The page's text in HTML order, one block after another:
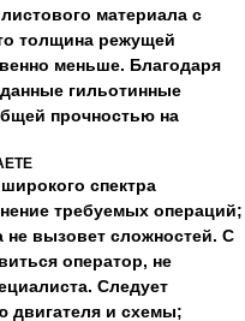
материала с
толщина режущей
меньше. Благодаря
гильотинные
прочностью на
спектра
требуемых операций;
не вызовет сложностей. С
оператор, не
Следует
двигателя и схемы;